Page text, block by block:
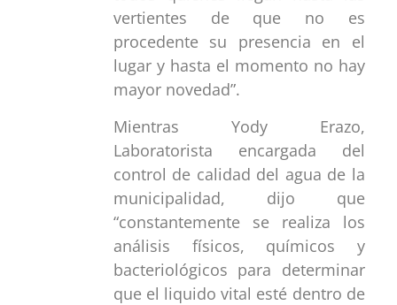
vertientes de que no es
procedente su presencia en el
lugar y hasta el momento no hay
mayor novedad”.
Mientras Yody Erazo,
Laboratorista encargada del
control de calidad del agua de la
municipalidad, dijo que
“constantemente se realiza los
análisis físicos, químicos y
bacteriológicos para determinar
que el liquido vital esté dentro de